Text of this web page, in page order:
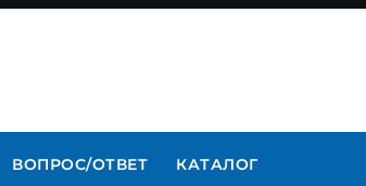
ВОПРОС/ОТВЕТ КАТАЛОГ